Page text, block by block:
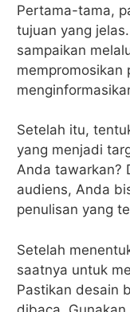
Pertama-tama,
tujuan yang
sampaikan
mempromosikan
Setelah itu,
yang menjadi
Anda tawarkan?
audiens, Anda
penulisan yang
Setelah
saatnya untuk
Pastikan desain